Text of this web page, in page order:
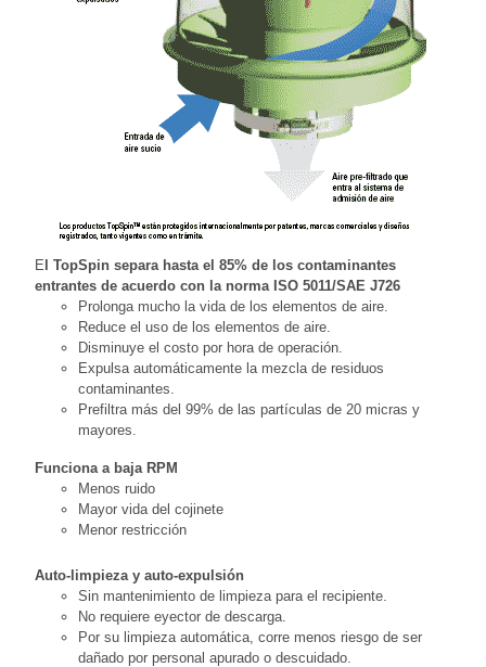
E l TopSpin separa hasta el 85% de los contaminantes
entrantes de acuerdo con la norma ISO 5011/SAE J726
Prolonga mucho la vida de los elementos de aire.
Reduce el uso de los elementos de aire.
Disminuye el costo por hora de operación.
Expulsa automáticamente la mezcla de residuos
contaminantes.
Prefiltra más del 99% de las partículas de 20 micras y
mayores.
Funciona a baja RPM
Menos ruido
Mayor vida del cojinete
Menor restricción
Auto-limpieza y auto-expulsión
Sin mantenimiento de limpieza para el recipiente.
No requiere eyector de descarga.
Por su limpieza automática, corre menos riesgo de ser
dañado por personal apurado o descuidado.